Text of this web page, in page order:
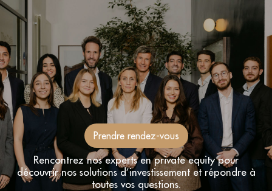
Prendre rendez-vous
Rencontrez nos experts en private equity pour
découvrir nos solutions d’investissement et répondre à
toutes vos questions.